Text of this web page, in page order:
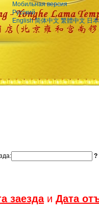
Мобильная версия
Русский
English 简体中文 繁體中文 日
?
заездаи Дата